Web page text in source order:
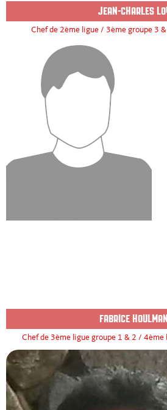
JEAN-CHARLES
Chef de 2ème ligue / 3ème groupe 3
FABRICE
Chef de 3ème ligue groupe 1 & 2 / 4ème